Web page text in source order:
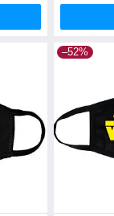
–52%